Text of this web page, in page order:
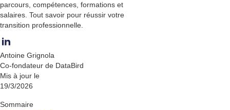
parcours, compétences, formations et
salaires. Tout savoir pour réussir votre
transition professionnelle.
Antoine Grignola
Co-fondateur de DataBird
Mis à jour le
19/3/2026
Sommaire